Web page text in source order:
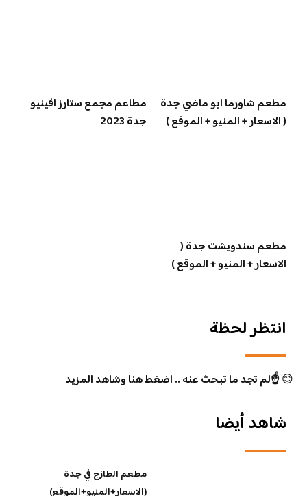
مطعم شاورما ابو ماضي جدة
( الاسعار + المنيو + الموقع )
مطاعم مجمع ستارز افينيو
جدة 2023
مطعم سندويشت جدة (
الاسعار + المنيو + الموقع )
انتظر لحظة
😊☝️لم تجد ما تبحث عنه .. اضغط هنا وشاهد المزيد
شاهد أيضا
مطعم الطازج في جدة